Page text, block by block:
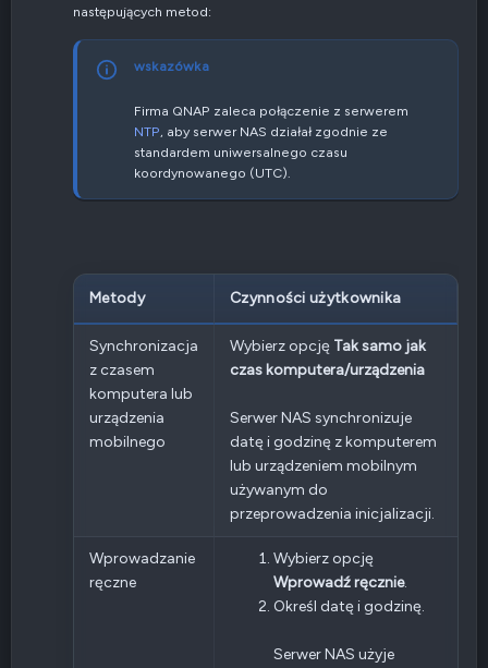
następujących metod:
wskazówka
Firma QNAP zaleca połączenie z serwerem
NTP , aby serwer NAS działał zgodnie ze
standardem uniwersalnego czasu
koordynowanego (UTC).
Metody Czynności użytkownika
Synchronizacja
z czasem
komputera lub
urządzenia
mobilnego
Wybierz opcję Tak samo jak
czas komputera/urządzenia
Serwer NAS synchronizuje
datę i godzinę z komputerem
lub urządzeniem mobilnym
używanym do
przeprowadzenia inicjalizacji.
Wprowadzanie
ręczne
Wybierz opcję
Wprowadź ręcznie.
Określ datę i godzinę.
Serwer NAS użyje